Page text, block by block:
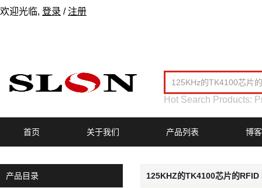
欢迎光临, 登录 / 注册
Hot Search Products:
首页 关于我们 产品列表 博客
产品目录 125KHZ的TK4100芯片的RFID